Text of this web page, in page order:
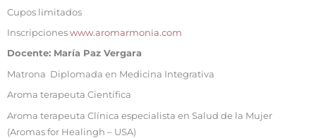
Cupos limitados
Inscripciones www.aromarmonia.com
Docente: María Paz Vergara
Matrona Diplomada en Medicina Integrativa
Aroma terapeuta Científica
Aroma terapeuta Clínica especialista en Salud de la Mujer
(Aromas for Healingh – USA)